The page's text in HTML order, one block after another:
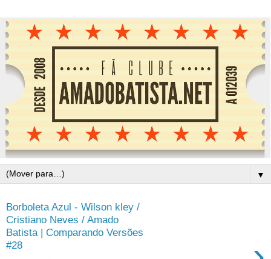
▼
Borboleta Azul - Wilson kley /
Cristiano Neves / Amado
Batista | Comparando Versões
#28